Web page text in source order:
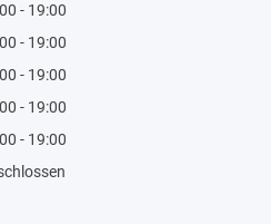
- 19:00
- 19:00
- 19:00
- 19:00
- 19:00